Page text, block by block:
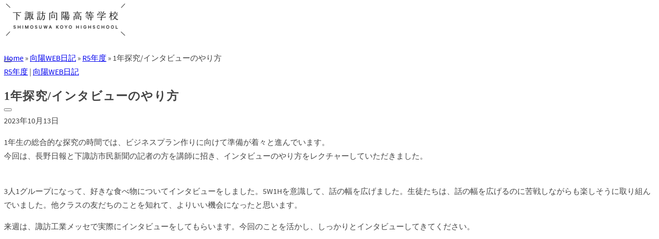
Home » 向陽WEB日記 » R5年度 » 1年探究/インタビューのやり方
R5年度 | 向陽WEB日記
1年探究/インタビューのやり方
2023年10月13日
1年生の総合的な探究の時間では、ビジネスプラン作りに向けて準備が着々と進んでいます。
今回は、長野日報と下諏訪市民新聞の記者の方を講師に招き、インタビューのやり方をレクチャーしていただきました。
3人1グループになって、好きな食べ物についてインタビューをしました。5W1Hを意識して、話の幅を広げました。生徒たちは、話の幅を広げるのに苦戦しながらも楽しそうに取り組ん
でいました。他クラスの友だちのことを知れて、よりいい機会になったと思います。
来週は、諏訪工業メッセで実際にインタビューをしてもらいます。今回のことを活かし、しっかりとインタビューしてきてください。